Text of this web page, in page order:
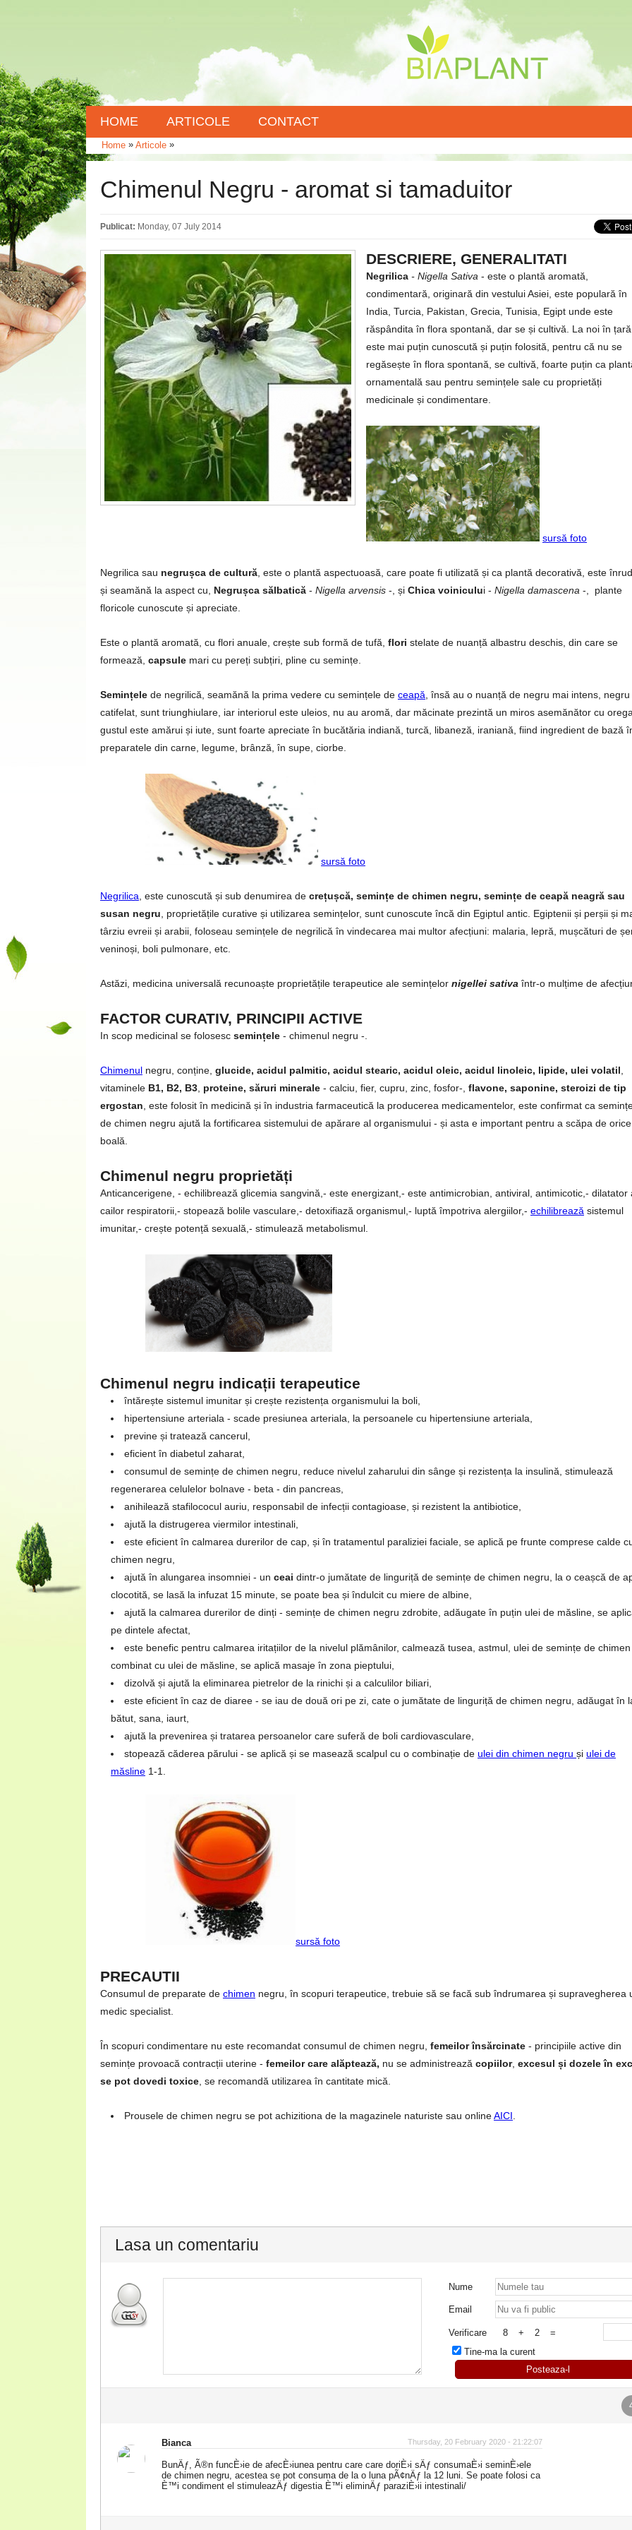
HOME ARTICOLE CONTACT
Home » Articole »
Chimenul Negru - aromat si tamaduitor
Publicat: Monday, 07 July 2014
DESCRIERE, GENERALITATI
Negrilica - Nigella Sativa - este o plantă aromată,
condimentară, originară din vestului Asiei, este populară în
India, Turcia, Pakistan, Grecia, Tunisia, Egipt unde este
răspândita în flora spontană, dar se și cultivă. La noi în țară
este mai puțin cunoscută și puțin folosită, pentru că nu se
regăsește în flora spontană, se cultivă, foarte puțin ca
ornamentală sau pentru semințele sale cu proprietăți
medicinale și condimentare.
sursă foto
Negrilica sau negrușca de cultură , este o plantă aspectuoasă, care poate fi utilizată și ca plantă decorativă, este
și seamănă la aspect cu, Negrușca sălbatică - Nigella arvensis -, și Chica voinicului - Nigella damascena -, plante
floricole cunoscute și apreciate.
Este o plantă aromată, cu flori anuale, crește sub formă de tufă, flori stelate de nuanță albastru deschis, din care se
formează, capsule mari cu pereți subțiri, pline cu semințe.
Semințele de negrilică, seamănă la prima vedere cu semințele de ceapă , însă au o nuanță de negru mai intens,
catifelat, sunt triunghiulare, iar interiorul este uleios, nu au aromă, dar măcinate prezintă un miros asemănător cu
gustul este amărui și iute, sunt foarte apreciate în bucătăria indiană, turcă, libaneză, iraniană, fiind ingredient de bază
preparatele din carne, legume, brânză, în supe, ciorbe.
sursă foto
Negrilica , este cunoscută și sub denumirea de crețușcă, semințe de chimen negru, semințe de ceapă neagră sau
susan negru , proprietățile curative și utilizarea semințelor, sunt cunoscute încă din Egiptul antic. Egiptenii și perșii și
târziu evreii și arabii, foloseau semințele de negrilică în vindecarea mai multor afecțiuni: malaria, lepră, mușcături de
veninoși, boli pulmonare, etc.
Astăzi, medicina universală recunoaște proprietățile terapeutice ale semințelor nigellei sativa într-o mulțime de
FACTOR CURATIV, PRINCIPII ACTIVE
In scop medicinal se folosesc semințele - chimenul negru -.
Chimenul negru, conține, glucide, acidul palmitic, acidul stearic, acidul oleic, acidul linoleic, lipide, ulei volatil
vitaminele B1, B2, B3 proteine, săruri minerale - calciu, fier, cupru, zinc, fosfor-, flavone, saponine, steroizi de tip
ergostan , este folosit în medicină și în industria farmaceutică la producerea medicamentelor, este confirmat ca
de chimen negru ajută la fortificarea sistemului de apărare al organismului - și asta e important pentru a scăpa de orice
boală.
Chimenul negru proprietăți
Anticancerigene, - echilibrează glicemia sangvină,- este energizant,- este antimicrobian, antiviral, antimicotic,- dilatator
cailor respiratorii,- stopează bolile vasculare,- detoxifiază organismul,- luptă împotriva alergiilor,- echilibrează sistemul
imunitar,- crește potență sexuală,- stimulează metabolismul.
Chimenul negru indicații terapeutice
întărește sistemul imunitar și crește rezistența organismului la boli,
hipertensiune arteriala - scade presiunea arteriala, la persoanele cu hipertensiune arteriala,
previne și tratează cancerul,
eficient în diabetul zaharat,
consumul de semințe de chimen negru, reduce nivelul zaharului din sânge și rezistența la insulină, stimulează
regenerarea celulelor bolnave - beta - din pancreas,
anihilează stafilococul auriu, responsabil de infecții contagioase, și rezistent la antibiotice,
ajută la distrugerea viermilor intestinali,
este eficient în calmarea durerilor de cap, și în tratamentul paraliziei faciale, se aplică pe frunte comprese calde
chimen negru,
ajută în alungarea insomniei - un ceai dintr-o jumătate de linguriță de semințe de chimen negru, la o ceașcă de
clocotită, se lasă la infuzat 15 minute, se poate bea și îndulcit cu miere de albine,
ajută la calmarea durerilor de dinți - semințe de chimen negru zdrobite, adăugate în puțin ulei de măsline, se
pe dintele afectat,
este benefic pentru calmarea iritațiilor de la nivelul plămânilor, calmează tusea, astmul, ulei de semințe de chimen
combinat cu ulei de măsline, se aplică masaje în zona pieptului,
dizolvă și ajută la eliminarea pietrelor de la rinichi și a calculilor biliari,
este eficient în caz de diaree - se iau de două ori pe zi, cate o jumătate de linguriță de chimen negru, adăugat în
bătut, sana, iaurt,
ajută la prevenirea și tratarea persoanelor care suferă de boli cardiovasculare,
stopează căderea părului - se aplică și se masează scalpul cu o combinație de ulei din chimen negru și ulei de
măsline 1-1.
sursă foto
PRECAUTII
Consumul de preparate de chimen negru, în scopuri terapeutice, trebuie să se facă sub îndrumarea și supravegherea
medic specialist.
În scopuri condimentare nu este recomandat consumul de chimen negru, femeilor însărcinate - principiile active din
semințe provoacă contracții uterine - femeilor care alăptează, nu se administrează copiilor, excesul și dozele în
se pot dovedi toxice , se recomandă utilizarea în cantitate mică.
Prousele de chimen negru se pot achizitiona de la magazinele naturiste sau onlineAICI
Lasa un comentariu
Nume
Email
Verificare 8 + 2
=
Tine-ma la curent
Posteaza-l
Bianca Thursday, 20 February 2020 - 21:22:07
BunÄƒ, Ã®n funcÈ›ie de afecÈ›iunea pentru care care doriÈ›i sÄƒ consumaÈ›i seminÈ›ele
de chimen negru, acestea se pot consuma de la o luna pÃ¢nÄƒ la 12 luni. Se poate folosi ca
È™i condiment el stimuleazÄƒ digestia È™i eliminÄƒ paraziÈ›ii intestinali/